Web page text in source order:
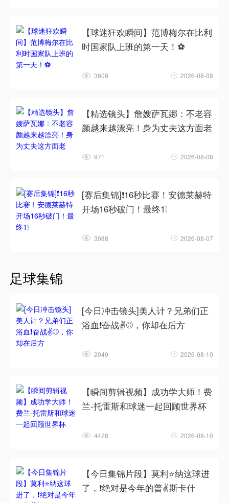
【球迷狂欢瞬间】范博梅尔在比利
时国家队上班的第一天！⚽
3609 2026-08-08
【精选镜头】詹嫂萨瓦娜：不老容
颜越来越漂亮！身为丈夫这方面老
971 2026-08-08
[赛后集锦]❗16秒比赛！安德莱赫特
开场16秒破门！最终1❕
3088 2026-08-07
足球集锦
[今日冲击镜头]美人计？兄弟们正
浴血❗奋战✌️⚾，你却在后方
2049 2026-08-10
【瞬间剪辑视频】成功学大师！费
兰-托雷斯和球迷一起回顾世界杯
4428 2026-08-10
【今日集锦片段】莫利⭐纳这球进
了，❗绝对是今年的普✌️斯卡什